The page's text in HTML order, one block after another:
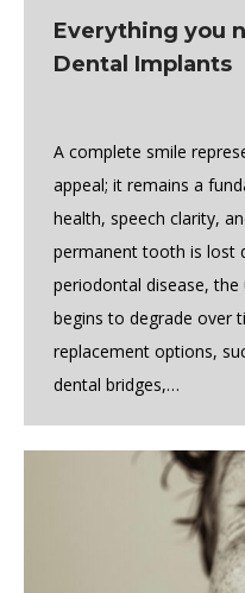
Everything you
Dental Implants
A complete smile
appeal; it remains a
health, speech clarity,
permanent tooth is lost
periodontal disease,
begins to degrade over
replacement options,
dental bridges,…